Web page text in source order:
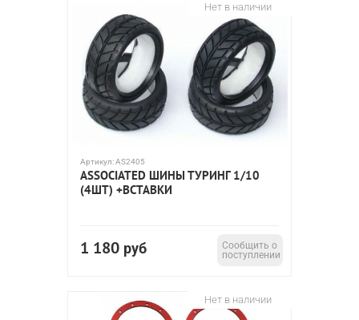
Нет в наличии
Артикул:AS2405
ASSOCIATED ШИНЫ ТУРИНГ 1/10
(4ШТ) +ВСТАВКИ
1 180 руб
Сообщить о
поступлении
Нет в наличии